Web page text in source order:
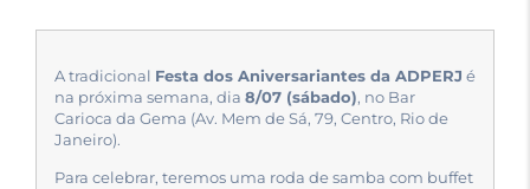
A tradicional Festa dos Aniversariantes da ADPERJ é
na próxima semana, dia 8/07 (sábado), no Bar
Carioca da Gema (Av. Mem de Sá, 79, Centro, Rio de
Janeiro).
Para celebrar, teremos uma roda de samba com buffet